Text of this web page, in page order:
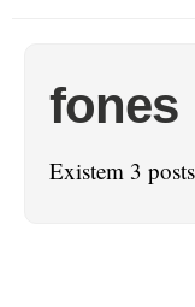
fones
Existem 3